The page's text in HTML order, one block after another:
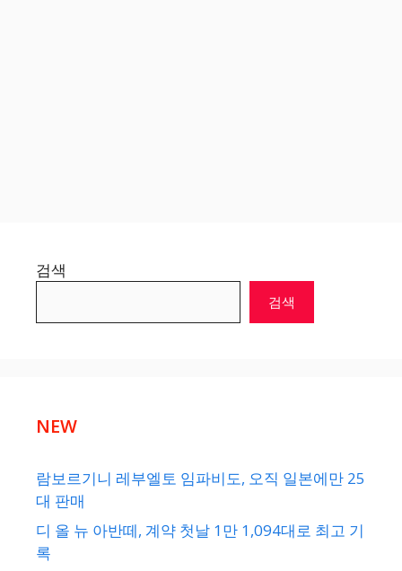
검색
검색
NEW
람보르기니 레부엘토 임파비도, 오직 일본에만 25
대 판매
디 올 뉴 아반떼, 계약 첫날 1만 1,094대로 최고 기
록